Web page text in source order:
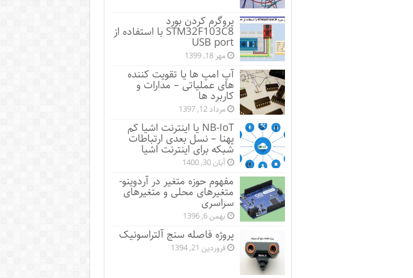
پروگرم کردن بورد
STM32F103C8 با استفاده از
USB port
مهر 18, 1399
آپ امپ ها یا تقویت کننده
های عملیاتی – مدارات و
کاربرد ها
مرداد 12, 1397
NB-IoT یا اینترنت اشیا کم
پهنا – نسل بعدی ارتباطات
شبکه برای اینترنت اشیا
آبان 30, 1400
مفهوم حوزه متغیر در آردوینو-
متغیرهای محلی و متغیرهای
سراسری
بهمن 6, 1396
پروژه فاصله سنج آلتراسونیک
فروردین 21, 1394